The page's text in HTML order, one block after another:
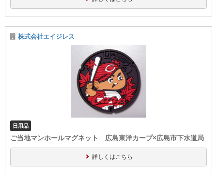
株式会社エイジレス
日用品
ご当地マンホールマグネット 広島東洋カープ×広島市下水道局
詳しくはこちら